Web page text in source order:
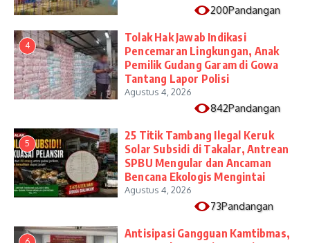
200Pandangan
4
Tolak Hak Jawab Indikasi
Pencemaran Lingkungan, Anak
Pemilik Gudang Garam di Gowa
Tantang Lapor Polisi
Agustus 4, 2026
842Pandangan
5
25 Titik Tambang Ilegal Keruk
Solar Subsidi di Takalar, Antrean
SPBU Mengular dan Ancaman
Bencana Ekologis Mengintai
Agustus 4, 2026
73Pandangan
Antisipasi Gangguan Kamtibmas,